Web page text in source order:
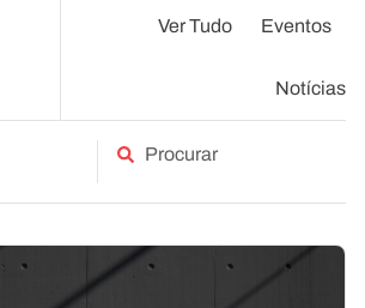
Ver Tudo Eventos
Notícias
Procurar